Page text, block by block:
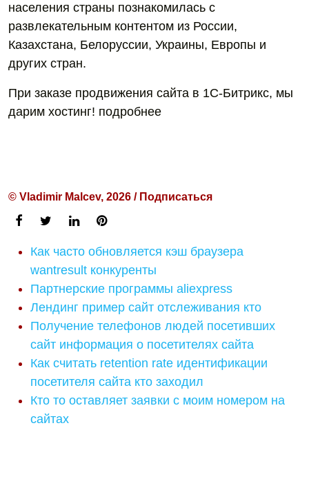
населения страны познакомилась с
развлекательным контентом из России,
Казахстана, Белоруссии, Украины, Европы и
других стран.
При заказе продвижения сайта в 1С-Битрикс, мы
дарим хостинг! подробнее
© Vladimir Malcev, 2026 / Подписаться
Как часто обновляется кэш браузера
wantresult конкуренты
Партнерские программы aliexpress
Лендинг пример сайт отслеживания кто
Получение телефонов людей посетивших
сайт информация о посетителях сайта
Как считать retention rate идентификации
посетителя сайта кто заходил
Кто то оставляет заявки с моим номером на
сайтах